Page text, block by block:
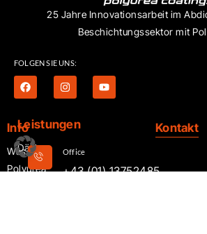
25 Jahre Innovationsarbeit im
Beschichtungssektor mit
FOLGEN SIE UNS:
Info
Was ist
Polyurea
Leistungen
Dächer
PV
Kontakt
Office
+43 (01) 13752485